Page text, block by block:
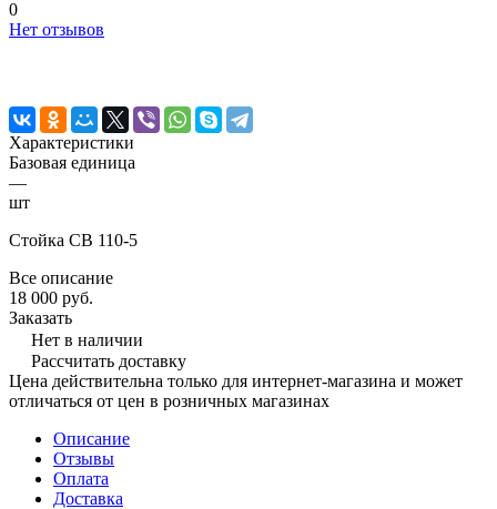
0
Нет отзывов
Характеристики
Базовая единица
—
шт
Стойка СВ 110-5
Все описание
18 000 руб.
Заказать
Нет в наличии
Рассчитать доставку
Цена действительна только для интернет-магазина и может
отличаться от цен в розничных магазинах
Описание
Отзывы
Оплата
Доставка